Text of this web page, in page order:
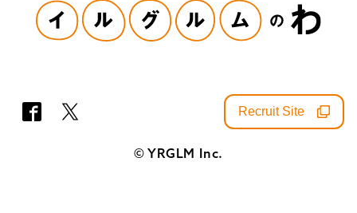
SNS
Recruit Site
© YRGLM Inc.